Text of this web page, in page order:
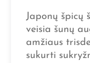
Japonų špicų
veisia šunų
amžiaus
sukurti